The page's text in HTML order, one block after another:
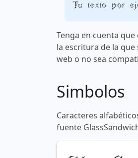
Tu texto por
Tenga en cuenta
la escritura de la
web o no sea
Simbolos
Caracteres
fuente